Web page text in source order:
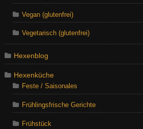
Vegan (glutenfrei)
Vegetarisch (glutenfrei)
Hexenblog
Hexenküche
Feste / Saisonales
Frühlingsfrische Gerichte
Frühstück